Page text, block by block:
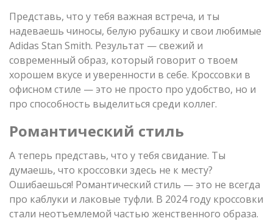
Представь, что у тебя важная встреча, и ты
надеваешь чиносы, белую рубашку и свои любимые
Adidas Stan Smith. Результат — свежий и
современный образ, который говорит о твоем
хорошем вкусе и уверенности в себе. Кроссовки в
офисном стиле — это не просто про удобство, но и
про способность выделиться среди коллег.
Романтический стиль
А теперь представь, что у тебя свидание. Ты
думаешь, что кроссовки здесь не к месту?
Ошибаешься! Романтический стиль — это не всегда
про каблуки и лаковые туфли. В 2024 году кроссовки
стали неотъемлемой частью женственного образа.